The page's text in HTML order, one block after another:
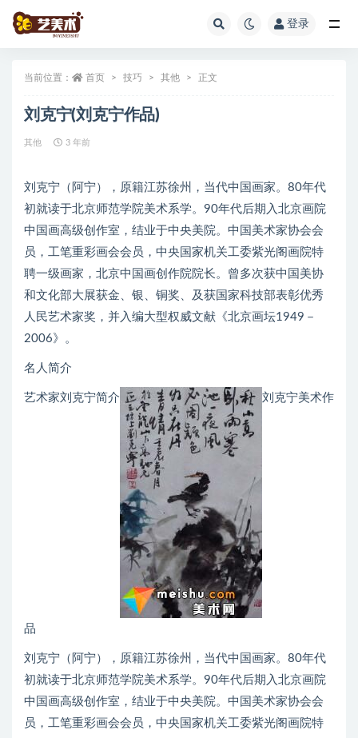
登录
当前位置： 首页 技巧 其他 正文
刘克宁(刘克宁作品)
其他 3 年前
刘克宁（阿宁），原籍江苏徐州，当代中国画家。80年代
初就读于北京师范学院美术系学。90年代后期入北京画院
中国画高级创作室，结业于中央美院。中国美术家协会会
员，工笔重彩画会会员，中央国家机关工委紫光阁画院特
聘一级画家，北京中国画创作院院长。曾多次获中国美协
和文化部大展获金、银、铜奖、及获国家科技部表彰优秀
人民艺术家奖，并入编大型权威文献《北京画坛1949－
2006》。
名人简介
艺术家刘克宁简介 刘克宁美术作
品
刘克宁（阿宁），原籍江苏徐州，当代中国画家。80年代
初就读于北京师范学院美术系学。90年代后期入北京画院
中国画高级创作室，结业于中央美院。中国美术家协会会
员，工笔重彩画会会员，中央国家机关工委紫光阁画院特